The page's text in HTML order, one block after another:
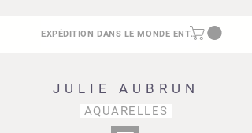
EXPÉDITION DANS LE MONDE ENTIER
JULIE AUBRUN
AQUARELLES